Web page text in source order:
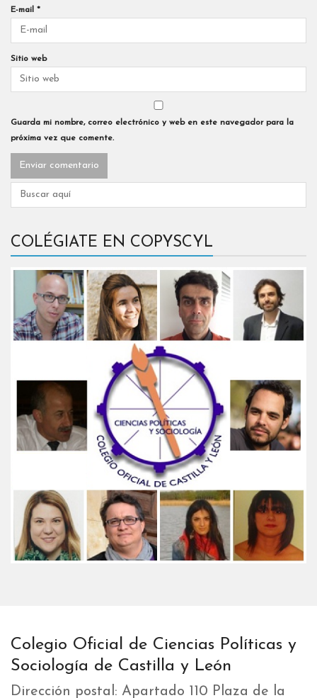
E-mail *
Sitio web
Guarda mi nombre, correo electrónico y web en este navegador para la
próxima vez que comente.
COLÉGIATE EN COPYSCYL
Colegio Oficial de Ciencias Políticas y
Sociología de Castilla y León
Dirección postal: Apartado 110 Plaza de la